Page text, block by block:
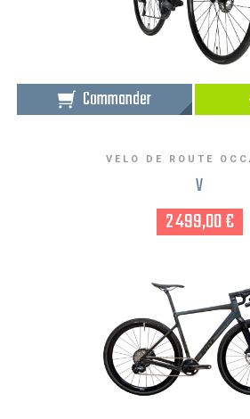
Commander
VELO DE ROUTE
V
2 499,00 €